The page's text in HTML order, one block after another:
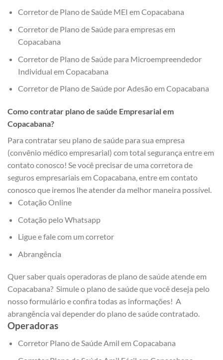
Corretor de Plano de Saúde MEI em Copacabana
Corretor de Plano de Saúde para empresas em
Copacabana
Corretor de Plano de Saúde para Microempreendedor
Individual em Copacabana
Corretor de Plano de Saúde por Adesão em Copacabana
Como contratar plano de saúde Empresarial em
Copacabana?
Para contratar seu plano de saúde para sua empresa
(convênio médico empresarial) com total segurança entre em
contato conosco! Se você precisar de uma corretora de
seguros empresariais em Copacabana, entre em contato
conosco que iremos lhe atender da melhor maneira possível.
Cotação Online
Cotação pelo Whatsapp
Ligue e fale com um corretor
Abrangência
Quer saber quais operadoras de plano de saúde atende em
Copacabana? Simule o plano de saúde que você deseja pelo
nosso formulário e confira todas as informações! A
abrangência vai depender do plano de saúde contratado.
Operadoras
Corretor Plano de Saúde Amil em Copacabana